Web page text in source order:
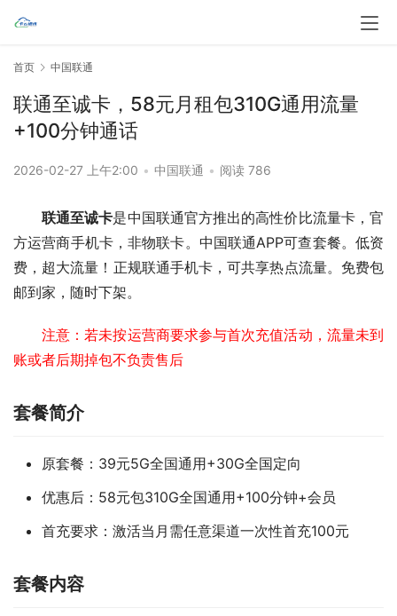
首页 中国联通
联通至诚卡，58元月租包310G通用流量
+100分钟通话
2026-02-27 上午2:00 • 中国联通 • 阅读 786
联通至诚卡是中国联通官方推出的高性价比流量卡，官
方运营商手机卡，非物联卡。中国联通APP可查套餐。低资
费，超大流量！正规联通手机卡，可共享热点流量。免费包
邮到家，随时下架。
注意：若未按运营商要求参与首次充值活动，流量未到
账或者后期掉包不负责售后
套餐简介
原套餐：39元5G全国通用+30G全国定向
优惠后：58元包310G全国通用+100分钟+会员
首充要求：激活当月需任意渠道一次性首充100元
套餐内容